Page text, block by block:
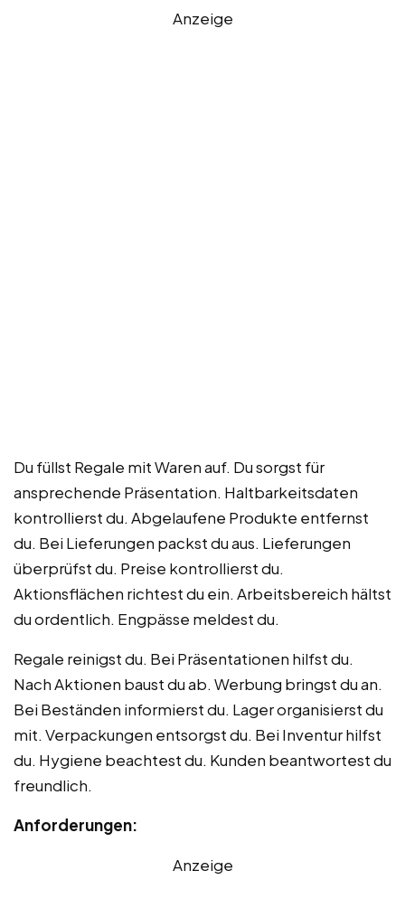
Anzeige
Du füllst Regale mit Waren auf. Du sorgst für
ansprechende Präsentation. Haltbarkeitsdaten
kontrollierst du. Abgelaufene Produkte entfernst
du. Bei Lieferungen packst du aus. Lieferungen
überprüfst du. Preise kontrollierst du.
Aktionsflächen richtest du ein. Arbeitsbereich hältst
du ordentlich. Engpässe meldest du.
Regale reinigst du. Bei Präsentationen hilfst du.
Nach Aktionen baust du ab. Werbung bringst du an.
Bei Beständen informierst du. Lager organisierst du
mit. Verpackungen entsorgst du. Bei Inventur hilfst
du. Hygiene beachtest du. Kunden beantwortest du
freundlich.
Anforderungen:
Anzeige